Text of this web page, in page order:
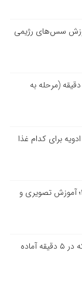
سس‌های رژیمی
طرز تهیه اسپاگتی ایتالیایی اصیل در ۲۰ دقیقه (مرحله به
برای کدام غذا
۱۰ مدل دسر یلدایی جدید و شیک ۱۴۰۴؛ آموزش تصویری و
دسر ماست و انار؛ یک میان‌وعده سالم که در ۵ دقیقه آماده